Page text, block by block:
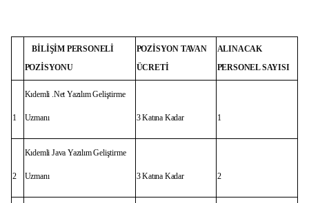
BİLİŞİM PERSONELİ
POZİSYONU
POZİSYON TAVAN
ÜCRETİ
ALINACAK
PERSONEL SAYISI
1
Kıdemli .Net Yazılım Geliştirme
Uzmanı 3 Katına Kadar 1
2
Kıdemli Java Yazılım Geliştirme
Uzmanı 3 Katına Kadar 2